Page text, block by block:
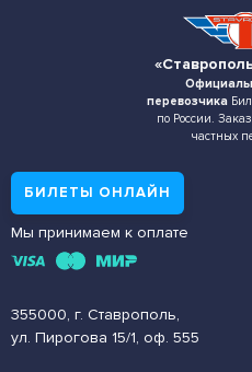
перевозчика
по России.
частных
355000, г. Ставрополь,
ул. Пирогова 15/1, оф. 555
БИЛЕТЫ ОНЛАЙН
Мы принимаем к оплате